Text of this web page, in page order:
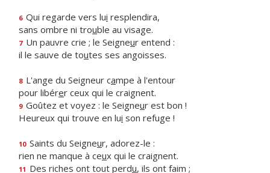
6 Qui regarde vers lui resplendira,
sans ombre ni trouble au visage.
7 Un pauvre crie ; le Seigneur entend :
il le sauve de toutes ses angoisses.
8 L'ange du Seigneur campe à l'entour
pour libérer ceux qui le craignent.
9 Goûtez et voyez : le Seigneur est bon !
Heureux qui trouve en lui son refuge !
10 Saints du Seigneur, adorez-le :
rien ne manque à ceux qui le craignent.
11 Des riches ont tout perdu, ils ont faim ;